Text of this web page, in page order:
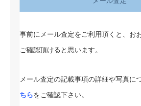
事前にメール査定をご利用頂くと、お
ご確認頂けると思います。
メール査定の記載事項の詳細や写真に
ちらをご確認下さい。